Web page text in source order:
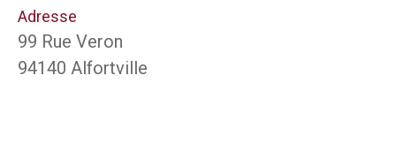
Adresse
99 Rue Veron
94140 Alfortville